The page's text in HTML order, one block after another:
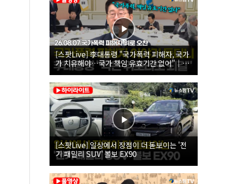
[스팟Live] 李대통령 "국가폭력 피해자, 국가
가 치유해야…국가 책임 유효기간 없어"｜
26.08.07 국가폭력 피해자 위로 오찬
[스팟Live] 일상에서 장점이 더 돋보이는 '전
기 패밀리 SUV' 볼보 EX90